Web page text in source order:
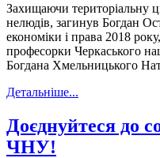
Захищаючи територіальну
нелюдів, загинув Богдан
економіки і права 2018 року,
професорки Черкаського
Богдана Хмельницького
Детальніше...
Доєднуйтеся до
ЧНУ!